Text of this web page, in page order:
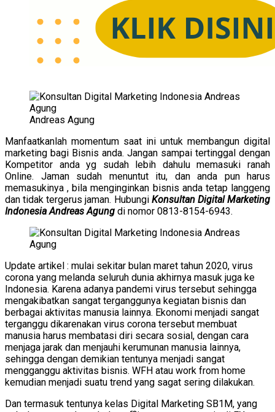
Andreas Agung
Manfaatkanlah momentum saat ini untuk membangun digital
marketing bagi Bisnis anda. Jangan sampai tertinggal dengan
Kompetitor anda yg sudah lebih dahulu memasuki ranah
Online. Jaman sudah menuntut itu, dan anda pun harus
memasukinya , bila menginginkan bisnis anda tetap langgeng
dan tidak tergerus jaman. Hubungi Konsultan Digital Marketing
Indonesia Andreas Agung di nomor 0813-8154-6943.
Update artikel : mulai sekitar bulan maret tahun 2020, virus
corona yang melanda seluruh dunia akhirnya masuk juga ke
Indonesia. Karena adanya pandemi virus tersebut sehingga
mengakibatkan sangat terganggunya kegiatan bisnis dan
berbagai aktivitas manusia lainnya. Ekonomi menjadi sangat
terganggu dikarenakan virus corona tersebut membuat
manusia harus membatasi diri secara sosial, dengan cara
menjaga jarak dan menjauhi kerumunan manusia lainnya,
sehingga dengan demikian tentunya menjadi sangat
mengganggu aktivitas bisnis. WFH atau work from home
kemudian menjadi suatu trend yang sagat sering dilakukan.
Dan termasuk tentunya kelas Digital Marketing SB1M, yang